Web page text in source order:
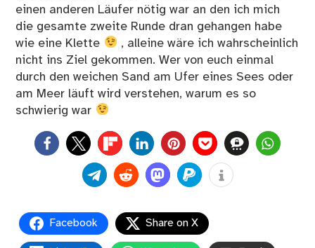
einen anderen Läufer nötig war an den ich mich
die gesamte zweite Runde dran gehangen habe
wie eine Klette
, alleine wäre ich wahrscheinlich
nicht ins Ziel gekommen. Wer von euch einmal
durch den weichen Sand am Ufer eines Sees oder
am Meer läuft wird verstehen, warum es so
schwierig war
0
Facebook Share on X